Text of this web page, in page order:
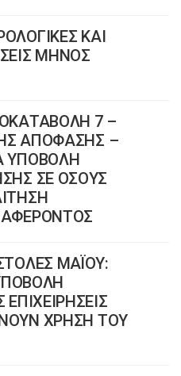
ΚΑΙ
ΜΗΝΟΣ
7 –
ΑΠΟΦΑΣΗΣ –
ΥΠΟΒΟΛΗ
ΣΕ ΟΣΟΥΣ
ΜΑΪΟΥ:
ΧΡΗΣΗ ΤΟΥ